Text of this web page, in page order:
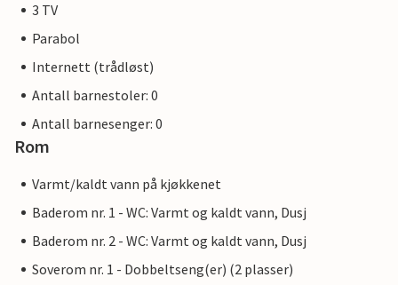
3 TV
Parabol
Internett (trådløst)
Antall barnestoler: 0
Antall barnesenger: 0
Rom
Varmt/kaldt vann på kjøkkenet
Baderom nr. 1 - WC: Varmt og kaldt vann, Dusj
Baderom nr. 2 - WC: Varmt og kaldt vann, Dusj
Soverom nr. 1 - Dobbeltseng(er) (2 plasser)